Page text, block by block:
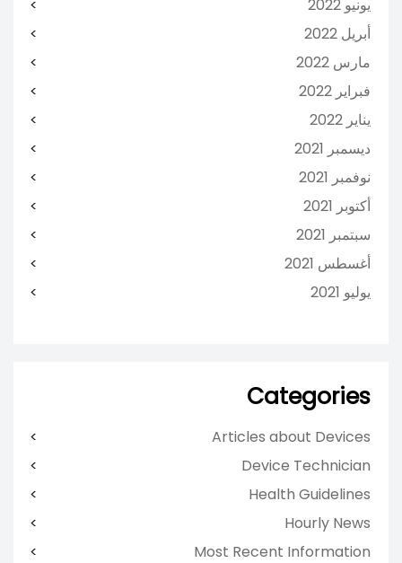
يونيو 2022
أبريل 2022
مارس 2022
فبراير 2022
يناير 2022
ديسمبر 2021
نوفمبر 2021
أكتوبر 2021
سبتمبر 2021
أغسطس 2021
يوليو 2021
Categories
Articles about Devices
Device Technician
Health Guidelines
Hourly News
Most Recent Information